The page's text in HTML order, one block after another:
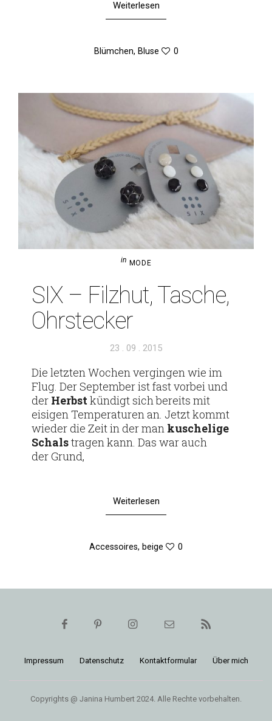
Weiterlesen
Blümchen, Bluse 0
in MODE
SIX – Filzhut, Tasche,
Ohrstecker
Veröffentlicht
23 . 09 . 2015
Die letzten Wochen ver­gingen wie im
Flug. Der Sep­tember ist fast vorbei und
der Herbst kün­digt sich bereits mit
eisigen Tem­pe­ra­turen an. Jetzt kommt
wieder die Zeit in der man kusche­lige
Schalstragen kann. Das war auch
der Grund,
Weiterlesen
Accessoires, beige 0
Impressum Daten­schutz Kon­takt­for­mular Über mich
Copyrights @ Janina Humbert 2024. Alle Rechte vorbehalten.